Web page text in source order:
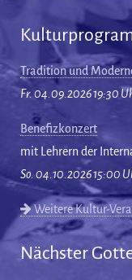
Tradition und
Fr. 04.09.2026 19:30
Benefizkonzert
mit Lehrern der
So. 04.10.2026 15:00
Weitere Kultur-
Nächster